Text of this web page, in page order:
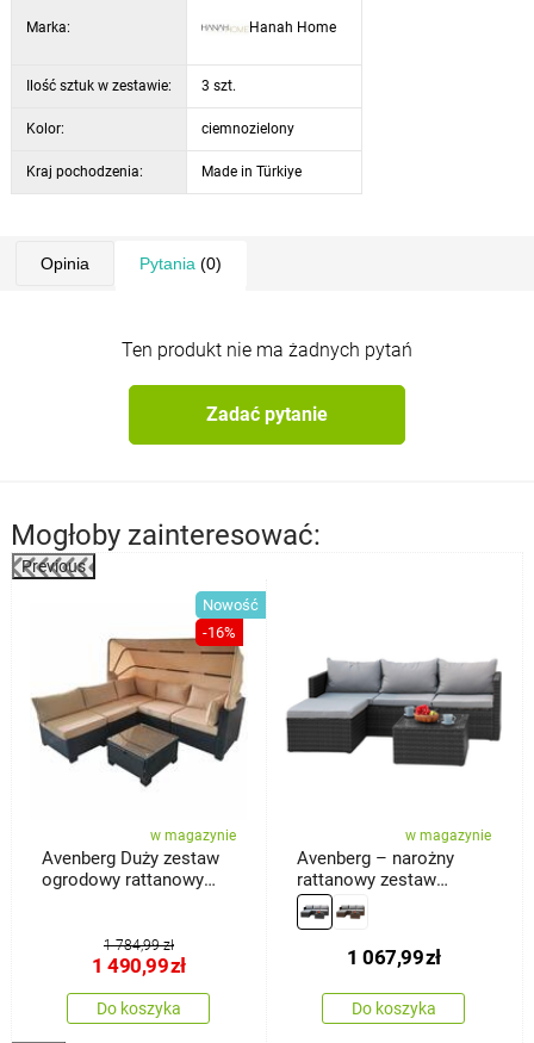
nośność stołu:
60 kg
Marka: Hanah Home
Ilość sztuk w zestawie: 3 szt.
Kolor: ciemnozielony
Kraj pochodzenia: Made in Türkiye
Opinia Pytania (0)
Ten produkt nie ma żadnych pytań
Zadać pytanie
Mogłoby zainteresować:
Previous
Nowość
-16%
w magazynie
Avenberg Duży zestaw
ogrodowy rattanowy
1 784,99 zł
1 490,99zł
Do koszyka
w magazynie
Avenberg – narożny
rattanowy zestaw
wypoczynkowy Calypso,
czarny/jasnoszary
1 067,99zł
Do koszyka